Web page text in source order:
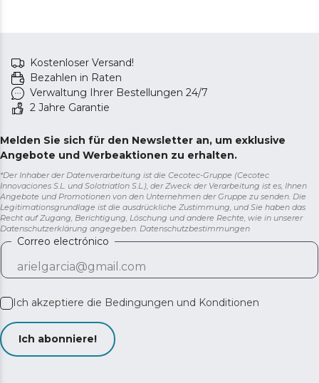
Kostenloser Versand!
Bezahlen in Raten
Verwaltung Ihrer Bestellungen 24/7
2 Jahre Garantie
Melden Sie sich für den Newsletter an, um exklusive
Angebote und Werbeaktionen zu erhalten.
*Der Inhaber der Datenverarbeitung ist die Cecotec-Gruppe (Cecotec
Innovaciones S.L. und Solotriatlon S.L.), der Zweck der Verarbeitung ist es, Ihnen
Angebote und Promotionen von den Unternehmen der Gruppe zu senden. Die
Legitimationsgrundlage ist die ausdrückliche Zustimmung, und Sie haben das
Recht auf Zugang, Berichtigung, Löschung und andere Rechte, wie in unserer
Datenschutzerklärung angegeben. Datenschutzbestimmungen
Correo electrónico
Ich akzeptiere die Bedingungen und Konditionen
Ich abonniere!